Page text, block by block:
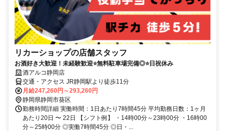
リカーショップの店舗スタッフ
お酒好き大歓迎！未経験歓迎⭐無料駐車場完備◎⭐日祝休み
酒アルコ静岡店
交通・アクセス JR静岡駅より徒歩11分
月給247,260円～293,260円
静岡県静岡市葵区
勤務時間詳細 実働時間：1日あたり7時間45分 平均勤務日数：1ヶ月
あたり20日 〜 22日 【シフト例】 ・14時00分～23時00分 ・16時00
分～25時00分 ◎実働7時間45分 ◎日・...